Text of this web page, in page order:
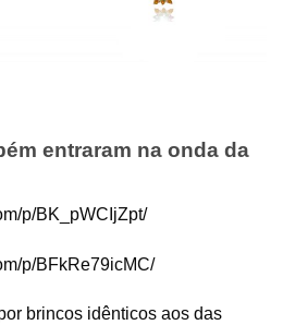
entraram na onda da
p/BK_pWCIjZpt/
p/BFkRe79icMC/
brincos idênticos aos das